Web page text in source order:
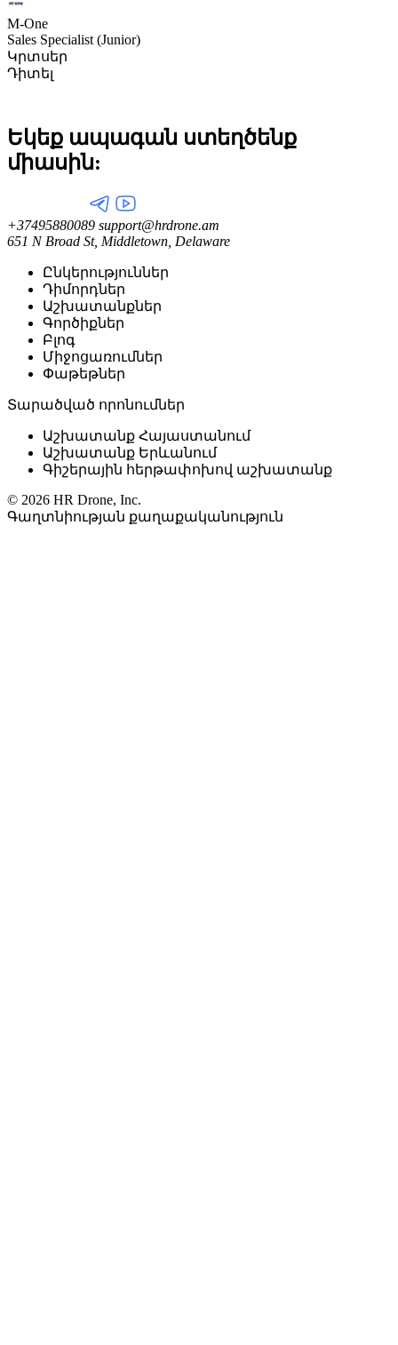
M-One
Sales Specialist (Junior)
Կրտսեր
Դիտել
Եկեք ապագան ստեղծենք
միասին:
+37495880089 support@hrdrone.am
651 N Broad St, Middletown, Delaware
Ընկերություններ
Դիմորդներ
Աշխատանքներ
Գործիքներ
Բլոգ
Միջոցառումներ
Փաթեթներ
Տարածված որոնումներ
Աշխատանք Հայաստանում
Աշխատանք Երևանում
Գիշերային հերթափոխով աշխատանք
© 2026 HR Drone, Inc.
Գաղտնիության քաղաքականություն